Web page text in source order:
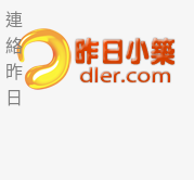
連
絡
昨
日